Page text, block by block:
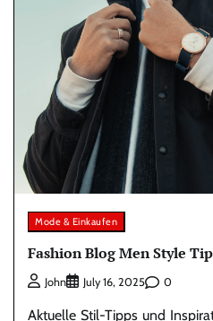
Mode & Einkaufen
Fashion Blog Men Style
John July 16, 2025 0
Aktuelle Stil-Tipps und